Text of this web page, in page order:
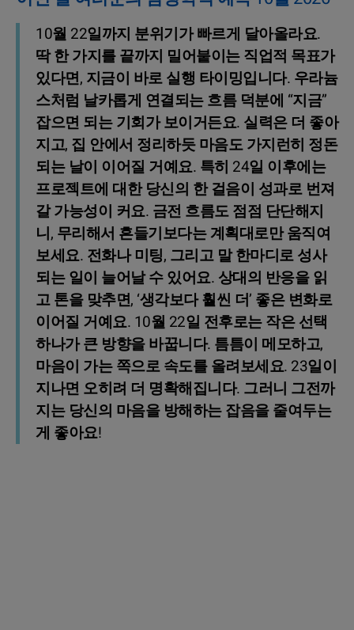
10월 22일까지 분위기가 빠르게 달아올라요.
딱 한 가지를 끝까지 밀어붙이는 직업적 목표가
있다면, 지금이 바로 실행 타이밍입니다. 우라늄
스처럼 날카롭게 연결되는 흐름 덕분에 “지금”
잡으면 되는 기회가 보이거든요. 실력은 더 좋아
지고, 집 안에서 정리하듯 마음도 가지런히 정돈
되는 날이 이어질 거예요. 특히 24일 이후에는
프로젝트에 대한 당신의 한 걸음이 성과로 번져
갈 가능성이 커요. 금전 흐름도 점점 단단해지
니, 무리해서 흔들기보다는 계획대로만 움직여
보세요. 전화나 미팅, 그리고 말 한마디로 성사
되는 일이 늘어날 수 있어요. 상대의 반응을 읽
고 톤을 맞추면, ‘생각보다 훨씬 더’ 좋은 변화로
이어질 거예요. 10월 22일 전후로는 작은 선택
하나가 큰 방향을 바꿉니다. 틈틈이 메모하고,
마음이 가는 쪽으로 속도를 올려보세요. 23일이
지나면 오히려 더 명확해집니다. 그러니 그전까
지는 당신의 마음을 방해하는 잡음을 줄여두는
게 좋아요!